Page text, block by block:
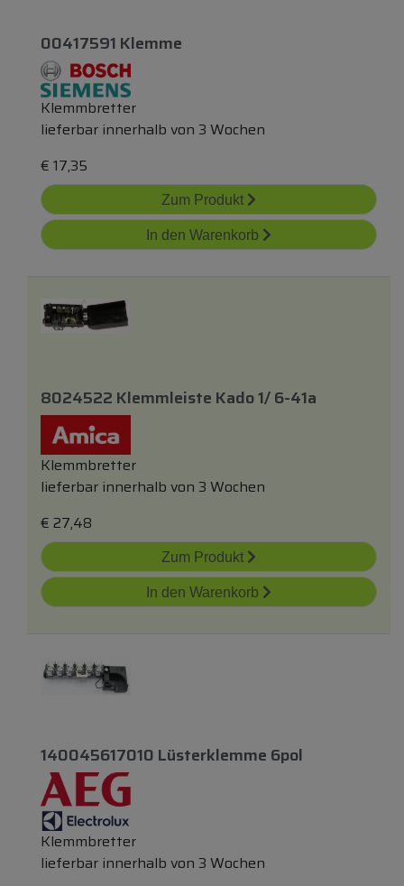
00417591 Klemme
Klemmbretter
lieferbar innerhalb von 3 Wochen
€ 17,35
Zum Produkt
In den Warenkorb
8024522 Klemmleiste Kado 1/ 6-41a
Klemmbretter
lieferbar innerhalb von 3 Wochen
€ 27,48
Zum Produkt
In den Warenkorb
140045617010 Lüsterklemme 6pol
Klemmbretter
lieferbar innerhalb von 3 Wochen